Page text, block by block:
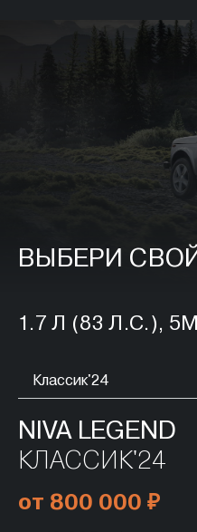
ВЫБЕРИ
1.7 Л (83 Л.С.),
Классик'24
NIVA LEGEND
КЛАССИК'24
от 800 000 ₽